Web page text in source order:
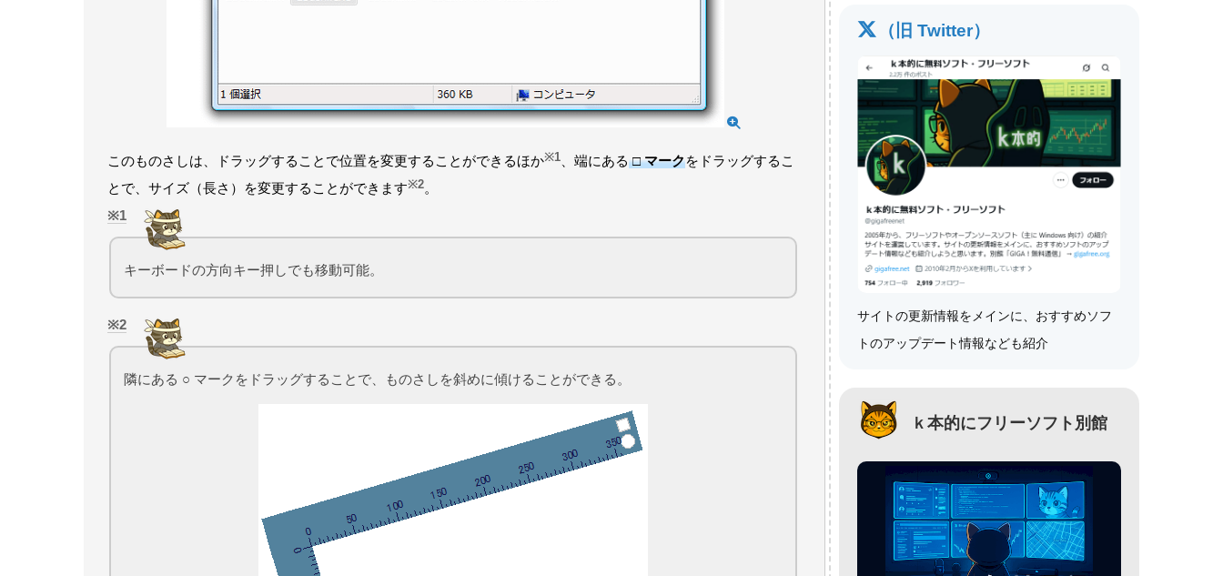
このものさしは、ドラッグすることで位置を変更することができるほか※1 、端にある□ マークをドラッグするこ
とで、サイズ（長さ）を変更することができます※2。
1
キーボードの方向キー押しでも移動可能。
2
隣にある ○ マークをドラッグすることで、ものさしを斜めに傾けることができる。
（旧 Twitter）
サイトの更新情報をメインに、おすすめソフ
トのアップデート情報なども紹介
ｋ本的にフリーソフト別館